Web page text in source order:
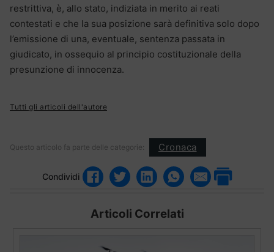
restrittiva, è, allo stato, indiziata in merito ai reati
contestati e che la sua posizione sarà definitiva solo dopo
l’emissione di una, eventuale, sentenza passata in
giudicato, in ossequio al principio costituzionale della
presunzione di innocenza.
Tutti gli articoli dell'autore
Questo articolo fa parte delle categorie: Cronaca
Condividi
Articoli Correlati